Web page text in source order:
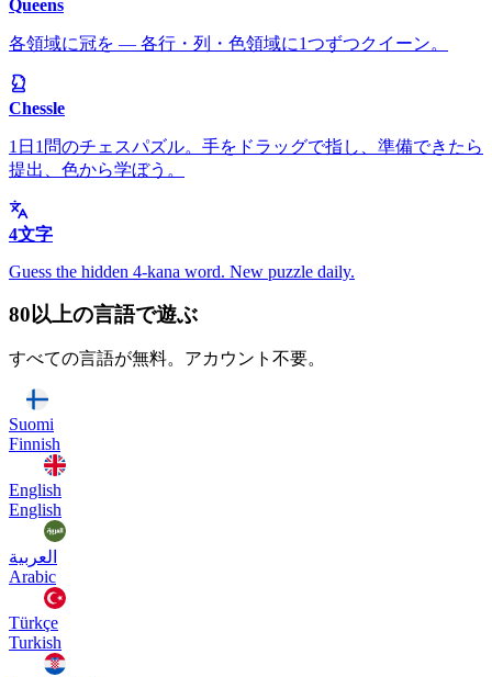
Queens
各領域に冠を — 各行・列・色領域に1つずつクイーン。
Chessle
1日1問のチェスパズル。手をドラッグで指し、準備できたら
提出、色から学ぼう。
4文字
Guess the hidden 4-kana word. New puzzle daily.
80以上の言語で遊ぶ
すべての言語が無料。アカウント不要。
Suomi
Finnish
English
English
العربية
Arabic
Türkçe
Turkish